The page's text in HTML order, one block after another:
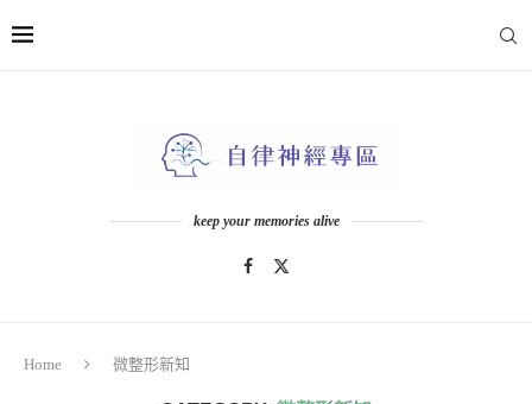
keep your memories alive
Home 微整形新知